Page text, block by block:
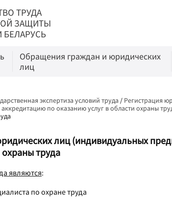
ТРУДА
ЗАЩИТЫ
БЕЛАРУСЬ
Обращения граждан и юридических
лиц
экспертиза условий труда / Регистрация
по оказанию услуг в области охраны
лиц (индивидуальных
охраны труда
являются:
по охране труда